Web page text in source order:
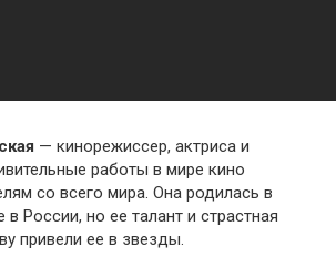
— кинорежиссер, актриса и
работы в мире кино
со всего мира. Она родилась в
России, но ее талант и страстная
привели ее в звезды.